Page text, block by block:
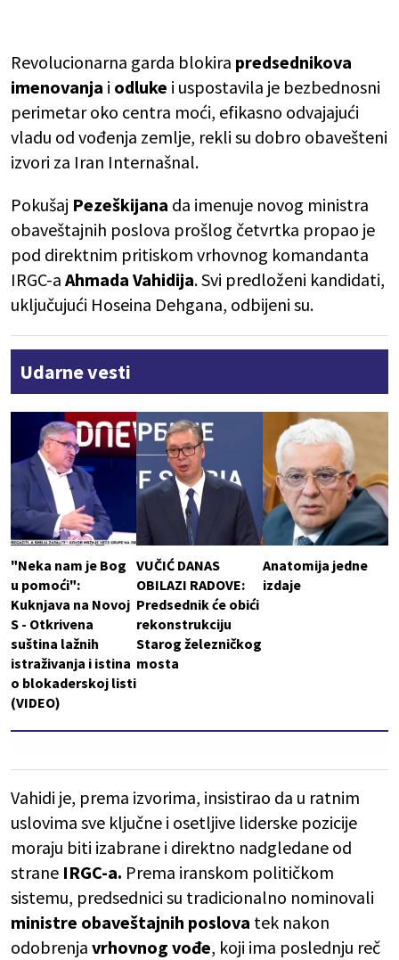
Revolucionarna garda blokira predsednikova
imenovanja i odluke i uspostavila je bezbednosni
perimetar oko centra moći, efikasno odvajajući
vladu od vođenja zemlje, rekli su dobro obavešteni
izvori za Iran Internašnal.
Pokušaj Pezeškijana da imenuje novog ministra
obaveštajnih poslova prošlog četvrtka propao je
pod direktnim pritiskom vrhovnog komandanta
IRGC-a Ahmada Vahidija. Svi predloženi kandidati,
uključujući Hoseina Dehgana, odbijeni su.
Udarne vesti
"Neka nam je Bog
u pomoći":
Kuknjava na Novoj
S - Otkrivena
suština lažnih
istraživanja i istina
o blokaderskoj listi
(VIDEO)
VUČIĆ DANAS
OBILAZI RADOVE:
Predsednik će obići
rekonstrukciju
Starog železničkog
mosta
Anatomija jedne
izdaje
Vahidi je, prema izvorima, insistirao da u ratnim
uslovima sve ključne i osetljive liderske pozicije
moraju biti izabrane i direktno nadgledane od
strane IRGC-a. Prema iranskom političkom
sistemu, predsednici su tradicionalno nominovali
ministre obaveštajnih poslova tek nakon
odobrenja vrhovnog vođe, koji ima poslednju reč